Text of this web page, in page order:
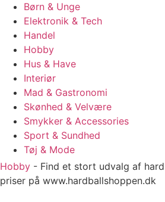
Børn & Unge
Elektronik & Tech
Handel
Hobby
Hus & Have
Interiør
Mad & Gastronomi
Skønhed & Velvære
Smykker & Accessories
Sport & Sundhed
Tøj & Mode
Hobby - Find et stort udvalg af
priser på www.hardballshoppen.dk